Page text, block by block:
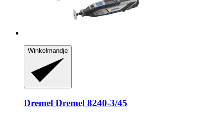
Winkelmandje
Dremel Dremel 8240-​3/45